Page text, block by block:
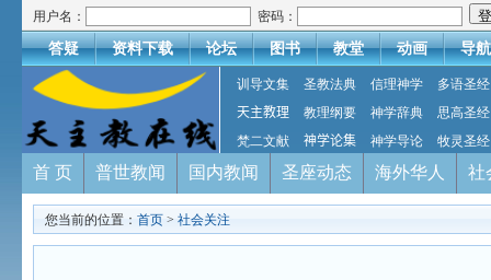
用户名： 密码：
答疑 资料下载 论坛 图书 教堂 动画 导航
训导文集 圣教法典 信理神学
多语圣经
天主教理
教理纲要 神学辞典
思高圣经
梵二文献
神学论集 神学导论 牧灵圣经
首 页 普世教闻 国内教闻 圣座动态 海外华人 社
您当前的位置： 首页 > 社会关注